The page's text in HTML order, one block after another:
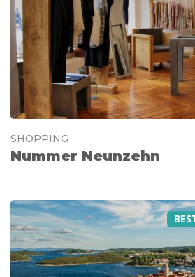
SHOPPING
Nummer Neunzehn